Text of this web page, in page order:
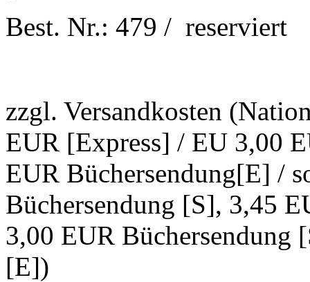
Best. Nr.: 479 / reserviert
zzgl. Versandkosten
EUR [Express] / EU 3,00
EUR Büchersendung[E] /
Büchersendung [S], 3,45
3,00 EUR Büchersendung
[E])